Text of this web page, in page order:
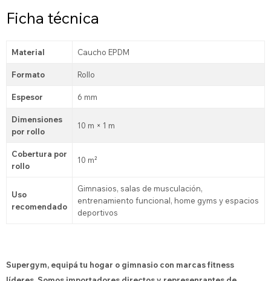
Ficha técnica
Material Caucho EPDM
Formato Rollo
Espesor 6 mm
Dimensiones
por rollo
10 m × 1 m
Cobertura por
rollo
10 m²
Uso
recomendado
Gimnasios, salas de musculación,
entrenamiento funcional, home gyms y espacios
deportivos
Supergym, equipá tu hogar o gimnasio con marcas fitness